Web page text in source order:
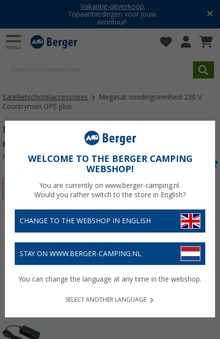
Vakantie-uitverkoop:
Topaanbiedingen voor jouw
avontuur!
Satellietschotelaccessoires
Megasat voedingseenheid 230 V
Countryman GPS plus
Megasat voedingseenheid 230 V
Countryman GPS plus
Artikelnr: 275220WELCOME TO THE BERGER CAMPING
WEBSHOP!
You are currently on www.berger-camping.nl.
Would you rather switch to the store in English?
CHANGE TO THE WEBSHOP IN ENGLISH
STAY ON WWW.BERGER-CAMPING.NL
You can change the language at any time in the webshop.
SELECT ANOTHER LANGUAGE